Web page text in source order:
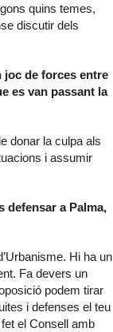
quins temes,
discutir dels
joc de forces entre
es van passant la
donar la culpa als
i assumir
defensar a Palma,
Hi ha un
Fa devers un
podem tirar
i defenses el teu
el Consell amb